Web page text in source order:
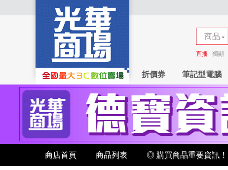
商品
商店
直播 獨顯
折價券 筆記型電腦
商店首頁 商品列表 ◎ 購買商品重要資訊！